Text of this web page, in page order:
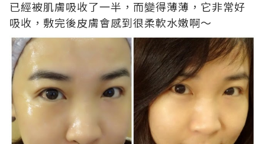
已經被肌膚吸收了一半，而變得薄薄，它非常好
吸收，敷完後皮膚會感到很柔軟水嫩啊～